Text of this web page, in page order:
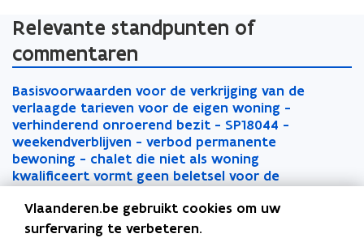
Relevante standpunten of
commentaren
a
s
i
s
v
o
Basisvoorwaarden voor de verkrijging van de
verlaagde tarieven voor de eigen woning -
verhinderend onroerend bezit - SP18044 -
weekendverblijven - verbod permanente
bewoning - chalet die niet als woning
kwalificeert vormt geen beletsel voor de
B
a
s
i
s
v
o
Rolnummer 2023/AR/169
Vlaanderen.be gebruikt cookies om uw
surfervaring te verbeteren.